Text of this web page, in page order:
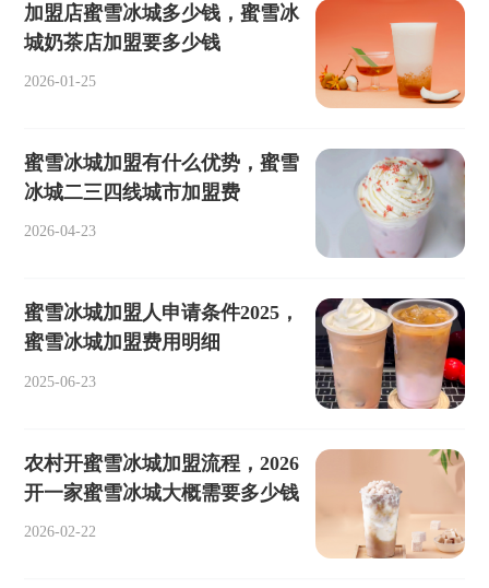
加盟店蜜雪冰城多少钱，蜜雪冰
城奶茶店加盟要多少钱
2026-01-25
蜜雪冰城加盟有什么优势，蜜雪
冰城二三四线城市加盟费
2026-04-23
蜜雪冰城加盟人申请条件2025，
蜜雪冰城加盟费用明细
2025-06-23
农村开蜜雪冰城加盟流程，2026
开一家蜜雪冰城大概需要多少钱
2026-02-22